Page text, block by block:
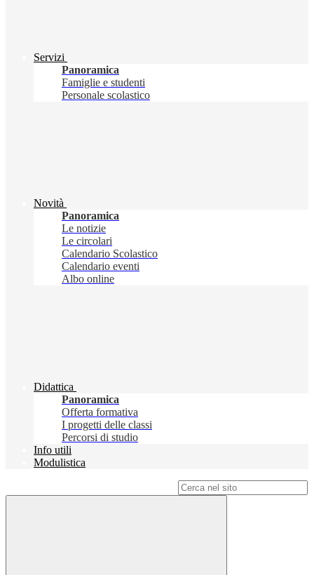
Servizi
Panoramica
Famiglie e studenti
Personale scolastico
Novità
Panoramica
Le notizie
Le circolari
Calendario Scolastico
Calendario eventi
Albo online
Didattica
Panoramica
Offerta formativa
I progetti delle classi
Percorsi di studio
Info utili
Modulistica